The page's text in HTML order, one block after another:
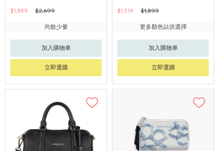
$1,889 $2,699
尚餘少量
加入購物車
立即選購
$1,519 $1,899
更多顏色以供選擇
加入購物車
立即選購